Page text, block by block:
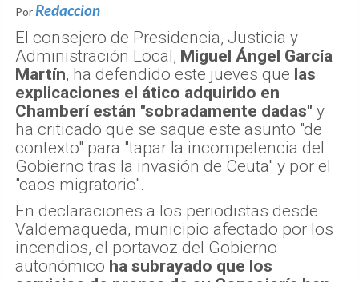
Por Redaccion
El consejero de Presidencia, Justicia y
Administración Local, Miguel Ángel García
Martín, ha defendido este jueves que las
explicaciones el ático adquirido en
Chamberí están "sobradamente dadas" y
ha criticado que se saque este asunto "de
contexto" para "tapar la incompetencia del
Gobierno tras la invasión de Ceuta" y por el
"caos migratorio".
En declaraciones a los periodistas desde
Valdemaqueda, municipio afectado por los
incendios, el portavoz del Gobierno
autonómico ha subrayado que los